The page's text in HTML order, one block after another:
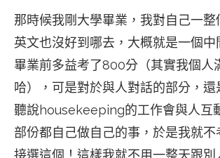
那時候我剛大學畢業，我對自己一整
英文也沒好到哪去，大概就是一個中
畢業前多益考了800分（其實我個人
哈），可是對於與人對話的部分，還
聽說housekeeping的工作會與人互
部份都自己做自己的事，於是我就不
接選這個！這樣我就不用一整天跟別